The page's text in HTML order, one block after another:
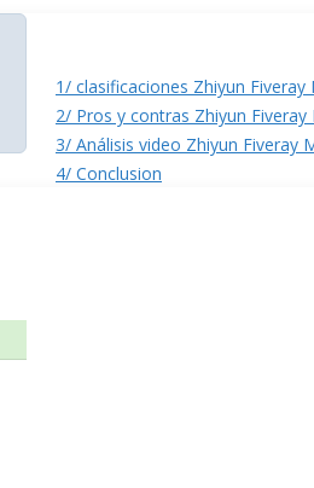
1/ clasificaciones Zhiyun Fiveray
2/ Pros y contras Zhiyun Fiveray
3/ Análisis video Zhiyun Fiveray
4/ Conclusion